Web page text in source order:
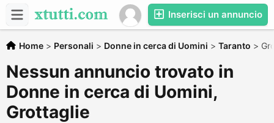
Inserisci un annuncio
Home > Personali > Donne in cerca di Uomini > Taranto >
Nessun annuncio trovato in
Donne in cerca di Uomini,
Grottaglie